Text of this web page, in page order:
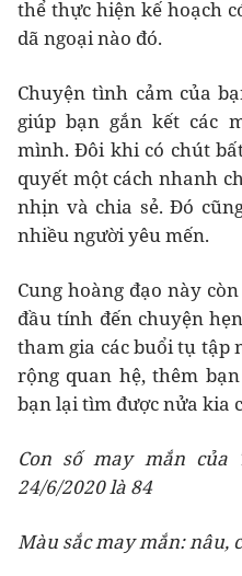
thể thực hiện kế hoạch
dã ngoại nào đó.
Chuyện tình cảm của
giúp bạn gắn kết các
mình. Đôi khi có chút
quyết một cách nhanh
nhịn và chia sẻ. Đó
nhiều người yêu mến.
Cung hoàng đạo này
đầu tính đến chuyện
tham gia các buổi tụ tập
rộng quan hệ, thêm
bạn lại tìm được nửa kia
Con số may mắn
24/6/2020 là 84
Màu sắc may mắn: nâu,